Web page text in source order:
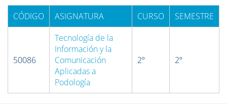
CÓDIGO ASIGNATURA CURSO SEMESTRE
50086
Tecnología de la
Información y la
Comunicación
Aplicadas a
Podología
2º 2º